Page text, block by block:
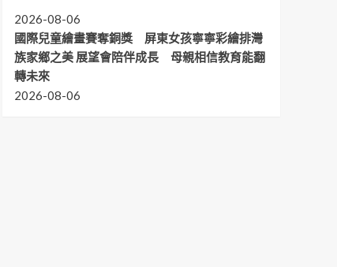
2026-08-06
國際兒童繪畫賽奪銅獎 屏東女孩寧寧彩繪排灣
族家鄉之美 展望會陪伴成長 母親相信教育能翻
轉未來
2026-08-06